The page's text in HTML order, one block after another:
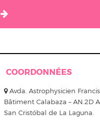
COORDONNÉES
Avda. Astrophysicien
Bâtiment Calabaza – AN.2D
San Cristóbal de La Laguna.